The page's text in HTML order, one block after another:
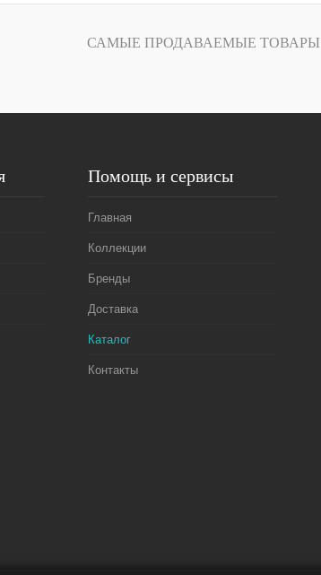
САМЫЕ ПРОДАВАЕМЫЕ ТОВАРЫ
Помощь и сервисы
Главная
Коллекции
Бренды
Доставка
Каталог
Контакты